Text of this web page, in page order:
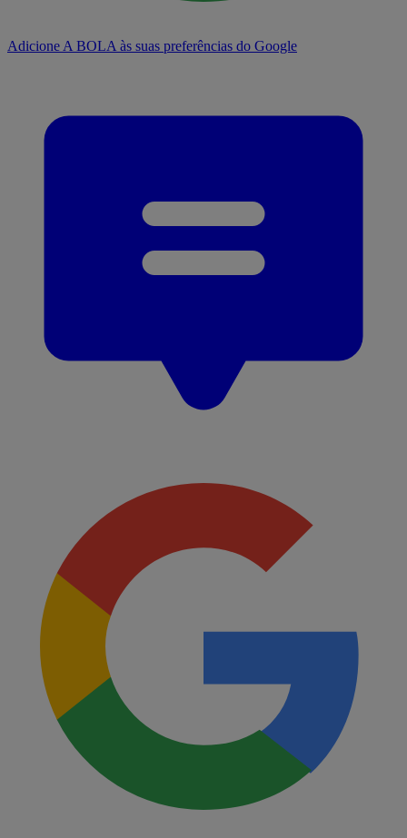
Adicione A BOLA às suas preferências do Google